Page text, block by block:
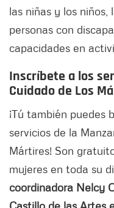
las niñas y los niños,
personas con
capacidades en
Inscríbete a los
Cuidado de Los
¡Tú también puedes
servicios de la
Mártires! Son
mujeres en toda su
coordinadora Nelcy